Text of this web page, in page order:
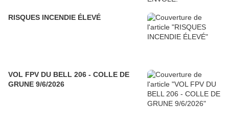
RISQUES INCENDIE ÉLEVÉ
VOL FPV DU BELL 206 - COLLE DE
GRUNE 9/6/2026